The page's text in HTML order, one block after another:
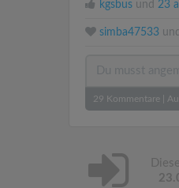
kgsbus und 23
simba47533 und
29 Kommentare